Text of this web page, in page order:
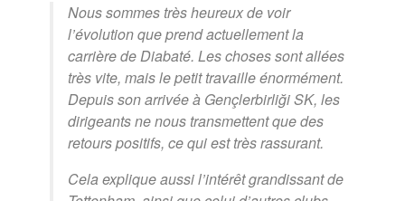
Nous sommes très heureux de voir
l’évolution que prend actuellement la
carrière de Diabaté. Les choses sont allées
très vite, mais le petit travaille énormément.
Depuis son arrivée à Gençlerbirliği SK, les
dirigeants ne nous transmettent que des
retours positifs, ce qui est très rassurant.
Cela explique aussi l’intérêt grandissant de